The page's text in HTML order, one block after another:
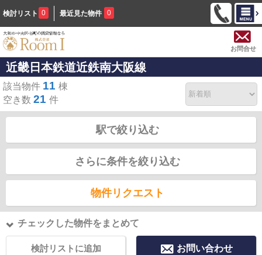
検討リスト 0 最近見た物件 0
お問合せ
近畿日本鉄道近鉄南大阪線
該当物件 11 棟
空き数 21 件
駅で絞り込む
さらに条件を絞り込む
物件リクエスト
チェックした物件をまとめて
検討リストに追加 お問い合わせ